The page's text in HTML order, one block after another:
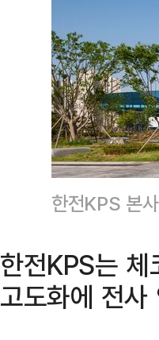
한전KPS 본
한전KPS는
고도화에 전